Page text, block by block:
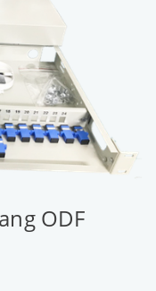
ODF